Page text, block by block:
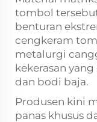
tombol
benturan
cengkeram
metalurgi
kekerasan
dan bodi baja.
Produsen kini
panas khusus